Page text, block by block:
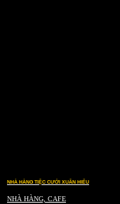
NHÀ HÀNG TIỆC CƯỚI XUÂN HIẾU
NHÀ HÀNG, CAFE